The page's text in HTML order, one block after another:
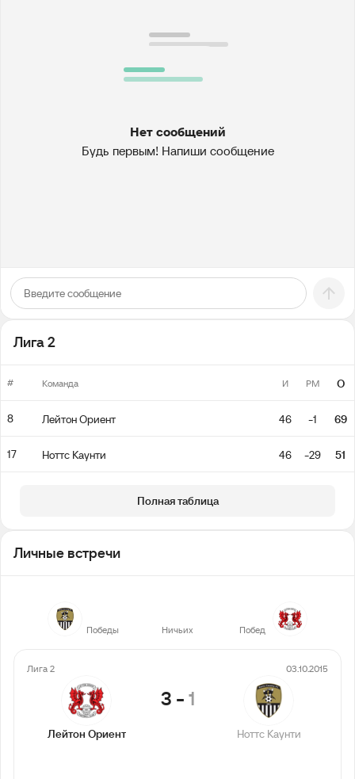
Нет сообщений
Будь первым! Напиши сообщение
Лига 2
# Команда И РМ О
8 Лейтон Ориент 46 -1 69
17 Ноттс Каунти 46 -29 51
Полная таблица
Личные встречи
Победы Ничьих Побед
Лига 2 03.10.2015
Лейтон Ориент
3 -1
Ноттс Каунти